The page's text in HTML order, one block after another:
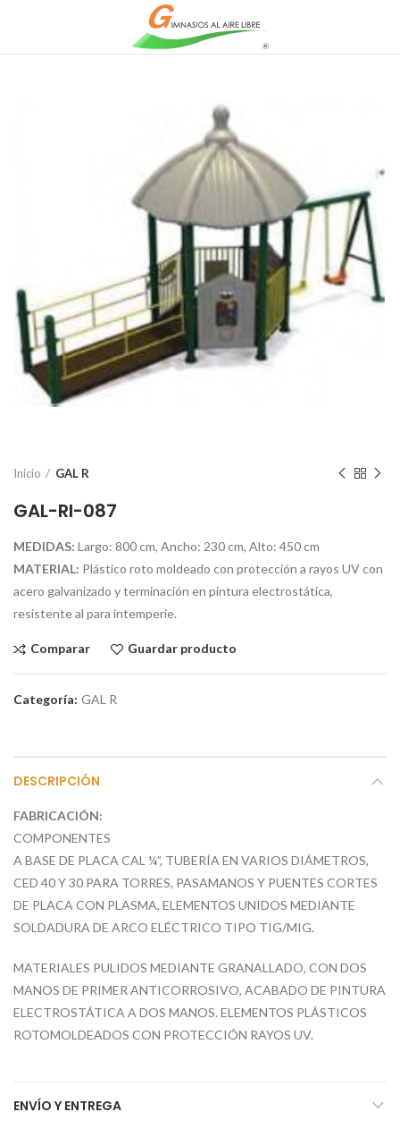
Inicio GAL R
GAL-RI-087
MEDIDAS: Largo: 800 cm, Ancho: 230 cm, Alto: 450 cm
MATERIAL: Plástico roto moldeado con protección a rayos UV con
acero galvanizado y terminación en pintura electrostática,
resistente al para intemperie.
Comparar Guardar producto
Categoría: GAL R
DESCRIPCIÓN
FABRICACIÓN:
COMPONENTES
A BASE DE PLACA CAL ¼”, TUBERÍA EN VARIOS DIÁMETROS,
CED 40 Y 30 PARA TORRES, PASAMANOS Y PUENTES CORTES
DE PLACA CON PLASMA, ELEMENTOS UNIDOS MEDIANTE
SOLDADURA DE ARCO ELÉCTRICO TIPO TIG/MIG.
MATERIALES PULIDOS MEDIANTE GRANALLADO, CON DOS
MANOS DE PRIMER ANTICORROSIVO, ACABADO DE PINTURA
ELECTROSTÁTICA A DOS MANOS. ELEMENTOS PLÁSTICOS
ROTOMOLDEADOS CON PROTECCIÓN RAYOS UV.
ENVÍO Y ENTREGA